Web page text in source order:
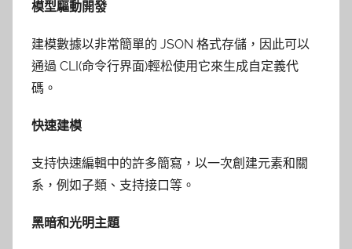
模型驅動開發
建模數據以非常簡單的 JSON 格式存儲，因此可以
通過 CLI(命令行界面)輕松使用它來生成自定義代
碼。
快速建模
支持快速編輯中的許多簡寫，以一次創建元素和關
系，例如子類、支持接口等。
黑暗和光明主題